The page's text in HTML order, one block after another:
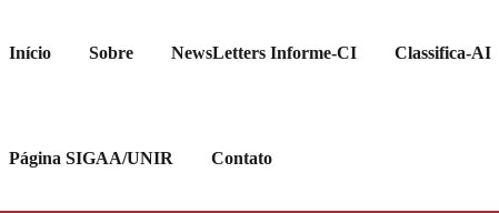
Início Sobre NewsLetters Informe-CI Classifica-AI
Página SIGAA/UNIR Contato